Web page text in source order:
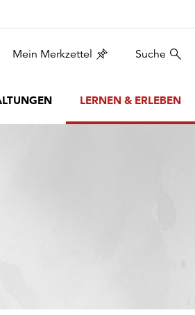
Mein Merkzettel Suche
LERNEN & ERLEBEN